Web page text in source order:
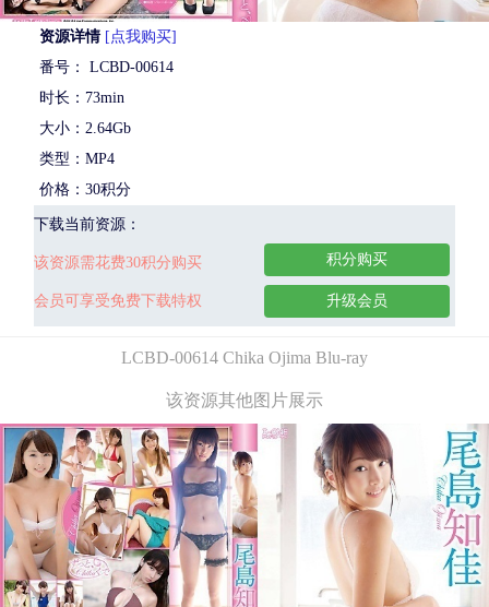
资源详情 [点我购买]
番号： LCBD-00614
时长：73min
大小：2.64Gb
类型：MP4
价格：30积分
下载当前资源：
该资源需花费30积分购买
会员可享受免费下载特权
积分购买
升级会员
LCBD-00614 Chika Ojima Blu-ray
该资源其他图片展示